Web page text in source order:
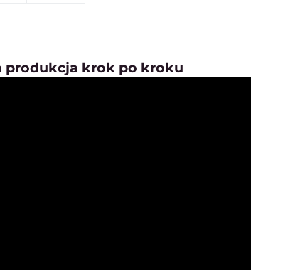
produkcja krok po kroku